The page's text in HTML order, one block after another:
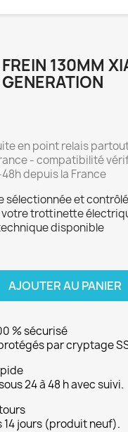
130MM
en point relais
- compatibilité
depuis la France
sélectionnée et
trottinette
disponible
AJOUTER AU PANIER
% sécurisé
par cryptage
24 à 48 h avec suivi.
14 jours (produit neuf).